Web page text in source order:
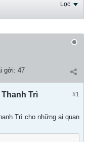
Lọc
gởi: 47
#1
Trì
Trì cho những ai quan